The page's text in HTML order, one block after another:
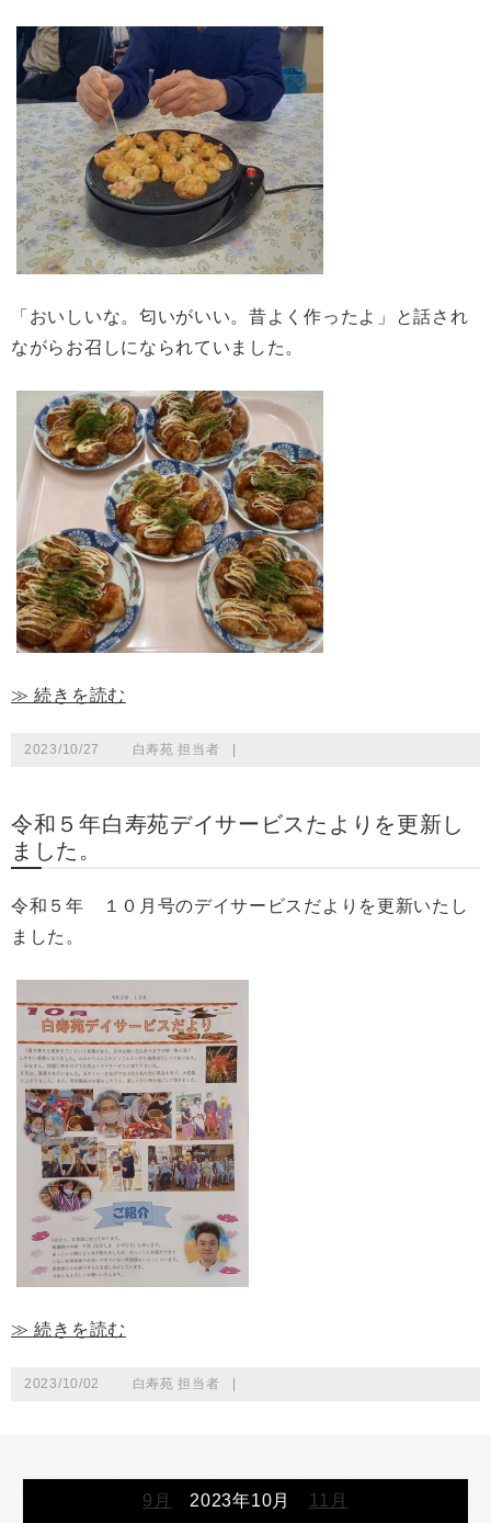
「おいしいな。匂いがいい。昔よく作ったよ」と話され
ながらお召しになられていました。
≫ 続きを読む
2023/10/27 白寿苑 担当者
令和５年白寿苑デイサービスたよりを更新し
ました。
令和５年 １０月号のデイサービスだよりを更新いたし
ました。
≫ 続きを読む
2023/10/02 白寿苑 担当者
9月 2023年10月 11月